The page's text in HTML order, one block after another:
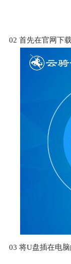
02 首先在官网下
03 将U盘插在电